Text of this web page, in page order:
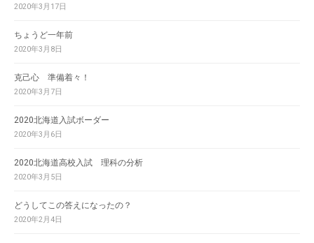
2020年3月17日
ちょうど一年前
2020年3月8日
克己心 準備着々！
2020年3月7日
2020北海道入試ボーダー
2020年3月6日
2020北海道高校入試 理科の分析
2020年3月5日
どうしてこの答えになったの？
2020年2月4日